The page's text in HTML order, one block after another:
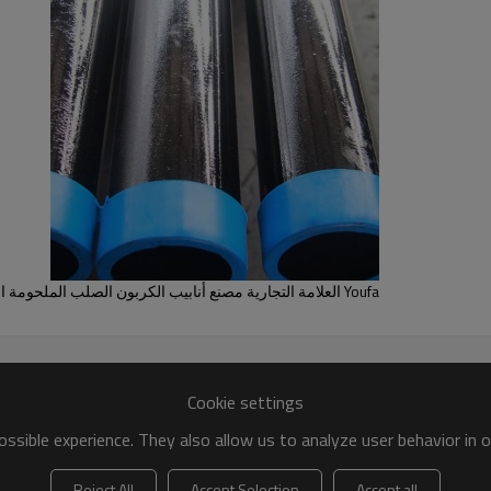
التي مع اعلى جودة وقدرة العرض قويةهي
الصلب الملحومة الكربون تتوفر وفقا لمتطلبات الخاص
كانت تصدير أكثر من 100 دولة ، يمكن أن تكون الأنابيبحسب Youfa العلامة التجارية مصنع أنابيب الكربون الصلب الملحومة الأنابيب السوداء
Cookie settings
experience. They also allow us to analyze user behavior